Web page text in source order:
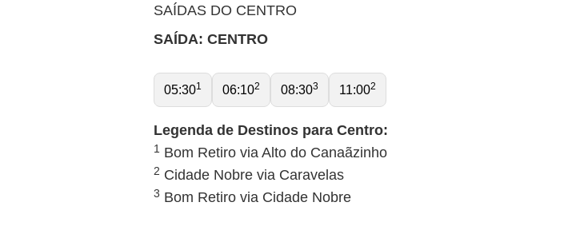
SAÍDAS DO CENTRO
SAÍDA: CENTRO
05:301 06:102 08:303 11:002
Legenda de Destinos para Centro:
1 Bom Retiro via Alto do Canaãzinho
2 Cidade Nobre via Caravelas
3 Bom Retiro via Cidade Nobre